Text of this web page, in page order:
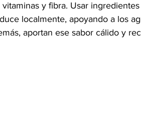
y fibra. Usar
localmente, apoyando a los
aportan ese sabor cálido y